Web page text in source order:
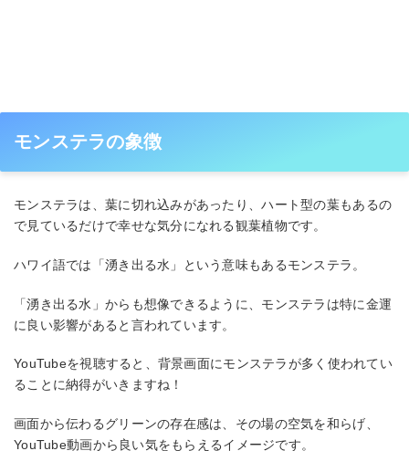
モンステラの象徴
モンステラは、葉に切れ込みがあったり、ハート型の葉もあるの
で見ているだけで幸せな気分になれる観葉植物です。
ハワイ語では「湧き出る水」という意味もあるモンステラ。
「湧き出る水」からも想像できるように、モンステラは特に金運
に良い影響があると言われています。
YouTubeを視聴すると、背景画面にモンステラが多く使われてい
ることに納得がいきますね！
画面から伝わるグリーンの存在感は、その場の空気を和らげ、
YouTube動画から良い気をもらえるイメージです。